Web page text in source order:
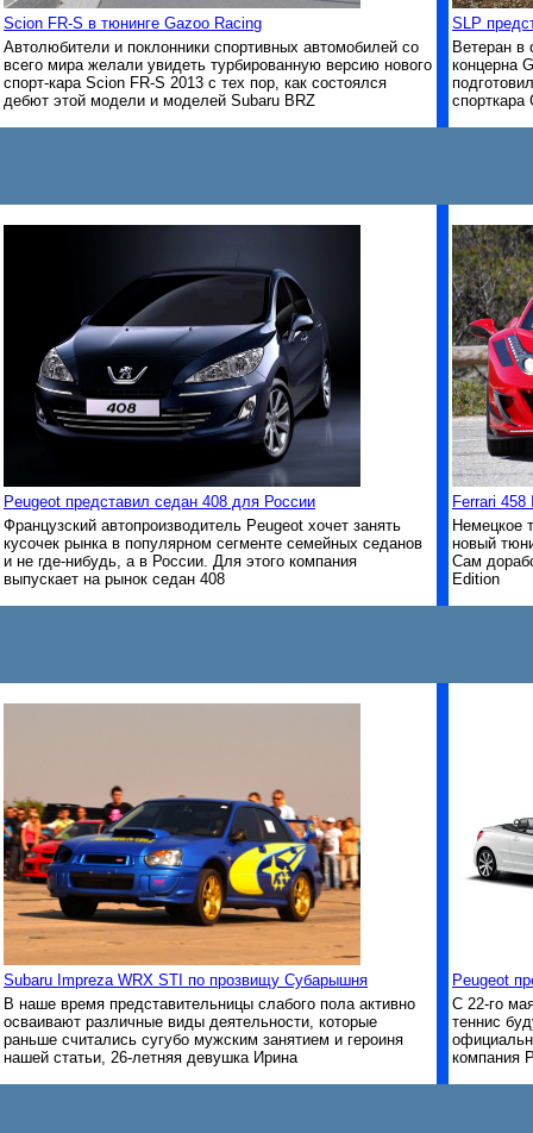
Scion FR-S в тюнинге Gazoo Racing
Автолюбители и поклонники спортивных автомобилей со
всего мира желали увидеть турбированную версию нового
спорт-кара Scion FR-S 2013 с тех пор, как состоялся
дебют этой модели и моделей Subaru BRZ
SLP
Ветеран в
концерна
спорткара
Peugeot представил седан 408 для России
Французский автопроизводитель Peugeot хочет занять
кусочек рынка в популярном сегменте семейных седанов
и не где-нибудь, а в России. Для этого компания
выпускает на рынок седан 408
Ferrari
Немецкое
новый
Сам
Edition
Subaru Impreza WRX STI по прозвищу Субарышня
В наше время представительницы слабого пола активно
осваивают различные виды деятельности, которые
раньше считались сугубо мужским занятием и героиня
нашей статьи, 26-летняя девушка Ирина
Peugeot
С 22-го
теннис
компания